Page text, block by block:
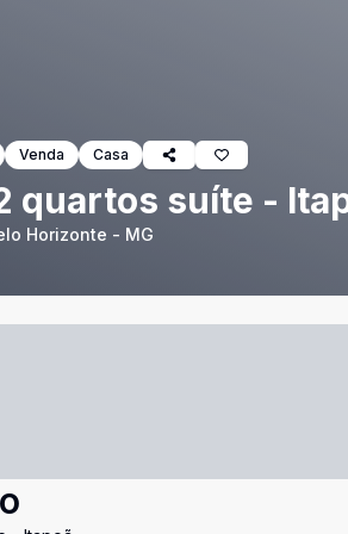
Venda Casa
quartos suíte -
Horizonte - MG